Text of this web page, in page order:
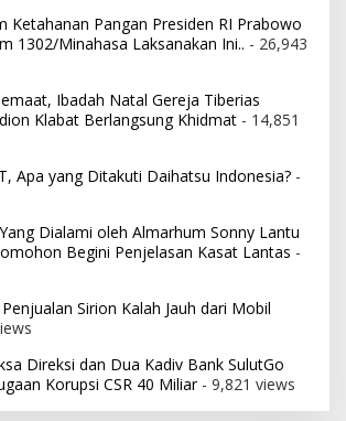
Ketahanan Pangan Presiden RI Prabowo
1302/Minahasa Laksanakan Ini.. - 26,943
Ibadah Natal Gereja Tiberias
Klabat Berlangsung Khidmat - 14,851
Apa yang Ditakuti Daihatsu Indonesia? -
Dialami oleh Almarhum Sonny Lantu
Begini Penjelasan Kasat Lantas -
Sirion Kalah Jauh dari Mobil
Direksi dan Dua Kadiv Bank SulutGo
Korupsi CSR 40 Miliar- 9,821 views